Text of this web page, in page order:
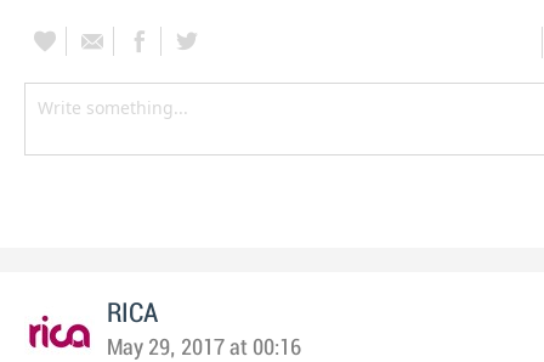
RICA
May 29, 2017 at 00:16